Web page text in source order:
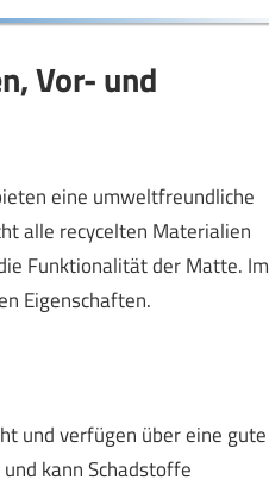
Vor- und
eine umweltfreundliche
alle recycelten Materialien
Funktionalität der Matte. Im
Eigenschaften.
und verfügen über eine gute
kann Schadstoffe